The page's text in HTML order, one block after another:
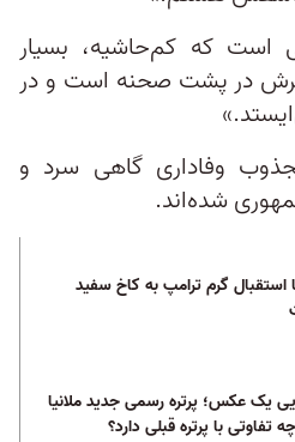
است که کم‌حاشیه، بسیار
در پشت‌ صحنه است و در
وفاداری گاهی سرد و
شده‌اند.
استقبال گرم ترامپ به کاخ سفید
یک عکس؛ پرتره رسمی جدید ملانیا
تفاوتی با پرتره قبلی دارد؟